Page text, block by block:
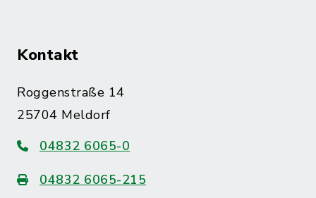
Kontakt
Roggenstraße 14
25704 Meldorf
04832 6065-0
04832 6065-215